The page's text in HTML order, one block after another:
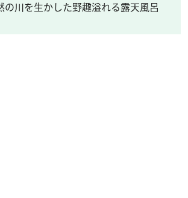
の川を生かした野趣溢れる露天風呂